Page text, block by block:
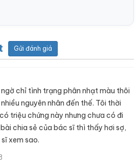
Gửi đánh giá
ngờ chỉ tình trạng phân nhạt màu thôi
nguyên nhân đến thế. Tôi thời
triệu chứng này nhưng chưa có đi
chia sẻ của bác sĩ thì thấy hơi sợ,
xem sao.